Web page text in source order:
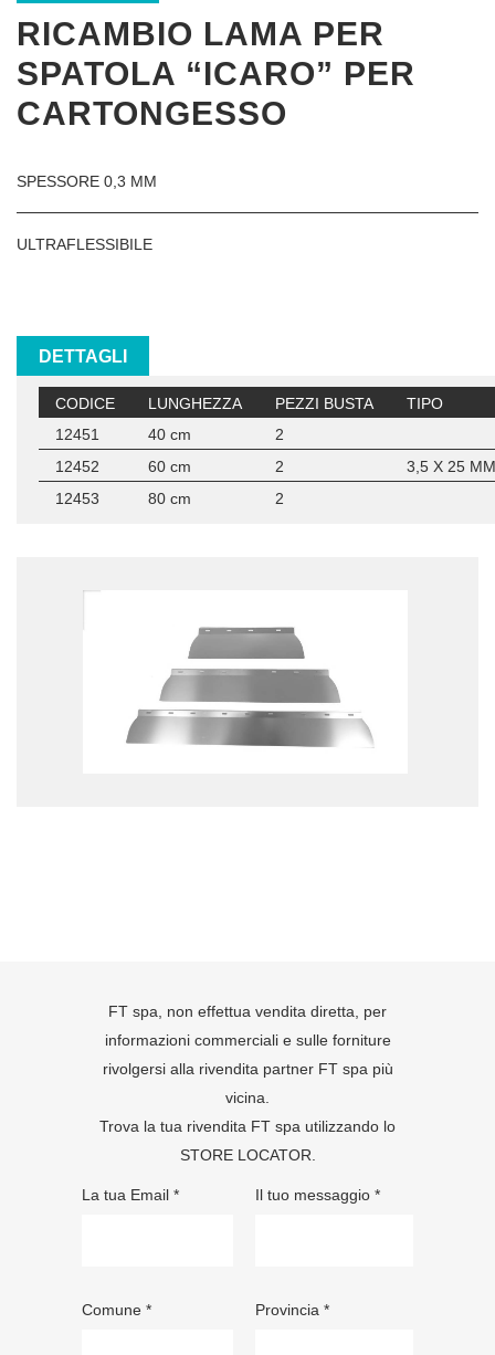
RICAMBIO LAMA PER
SPATOLA “ICARO” PER
CARTONGESSO
SPESSORE 0,3 MM
ULTRAFLESSIBILE
DETTAGLI
CODICE LUNGHEZZA PEZZI BUSTA
TIPO
12451
40 cm
2
12452
60 cm 2
3,5 X 25 MM
12453
80 cm 2
FT spa, non effettua vendita diretta, per
informazioni commerciali e sulle forniture
rivolgersi alla rivendita partner FT spa più
vicina.
Trova la tua rivendita FT spa utilizzando lo
STORE LOCATOR
La tua Email *
Comune *
Il tuo messaggio *
Provincia *